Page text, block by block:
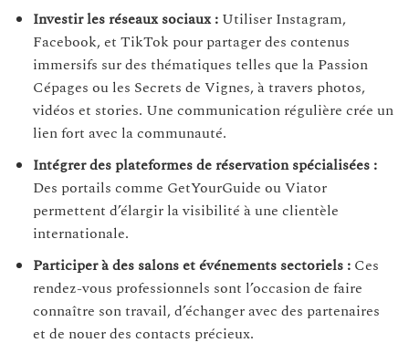
Investir les réseaux sociaux :Utiliser Instagram,
Facebook, et TikTok pour partager des contenus
immersifs sur des thématiques telles que la Passion
Cépages ou les Secrets de Vignes, à travers photos,
vidéos et stories. Une communication régulière crée un
lien fort avec la communauté.
Intégrer des plateformes de réservation spécialisées :
Des portails comme GetYourGuide ou Viator
permettent d’élargir la visibilité à une clientèle
internationale.
Participer à des salons et événements sectoriels :Ces
rendez-vous professionnels sont l’occasion de faire
connaître son travail, d’échanger avec des partenaires
et de nouer des contacts précieux.